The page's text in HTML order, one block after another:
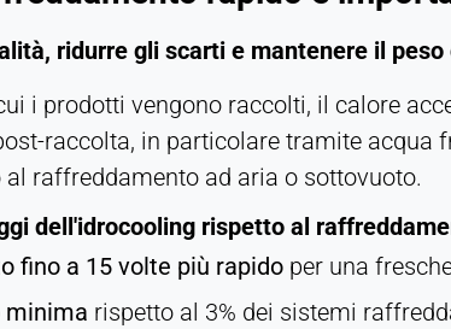
ridurre gli scarti e mantenere il
i prodotti vengono raccolti, il calore
raccolta, in particolare tramite
raffreddamento ad aria o sottovuoto.
dell'idrocooling rispetto al
fino a 15 volte più rapido per una
minima rispetto al 3% dei sistemi
utilizzato il sito
e l'usabilità. I
anonima.